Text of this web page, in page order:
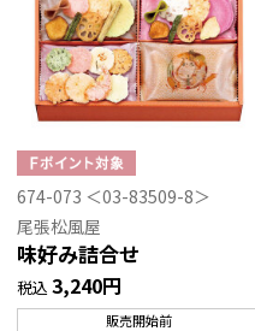
674-073 ＜03-83509-8＞
尾張松風屋
味好み詰合せ
税込 3,240円
販売開始前